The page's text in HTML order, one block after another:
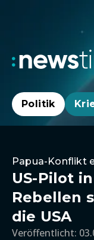
Politik
Papua-Konflikt
US-Pilot
Rebellen
die USA
Veröffentlicht: